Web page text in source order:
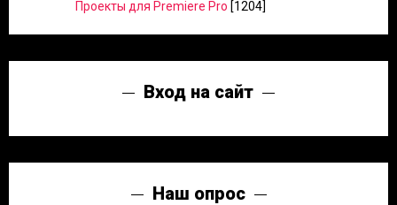
Проекты для Premiere Pro [1204]
Вход на сайт
Наш опрос